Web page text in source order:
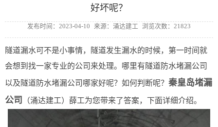
好坏呢？
发布时间：2023-04-10 来源：涌达建工 浏览次数：21823
隧道漏水可不是小事情，隧道发生漏水的时候，第一时间就
会想到找一家专业的公司来处理。哪里有隧道防水堵漏公司
以及隧道防水堵漏公司哪家好呢？如何判断呢？ 秦皇岛堵漏
公司
（涌达建工）薛工为您带来了答案，下面详细介绍。